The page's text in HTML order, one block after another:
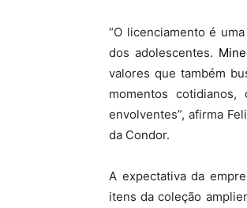
“O licenciamento é
dos adolescentes.
valores que também
momentos
envolventes”, afirma
da Condor.
A expectativa da
itens da coleção